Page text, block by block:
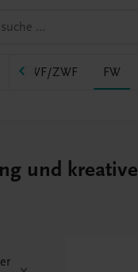
EWF/ZWF FW
und